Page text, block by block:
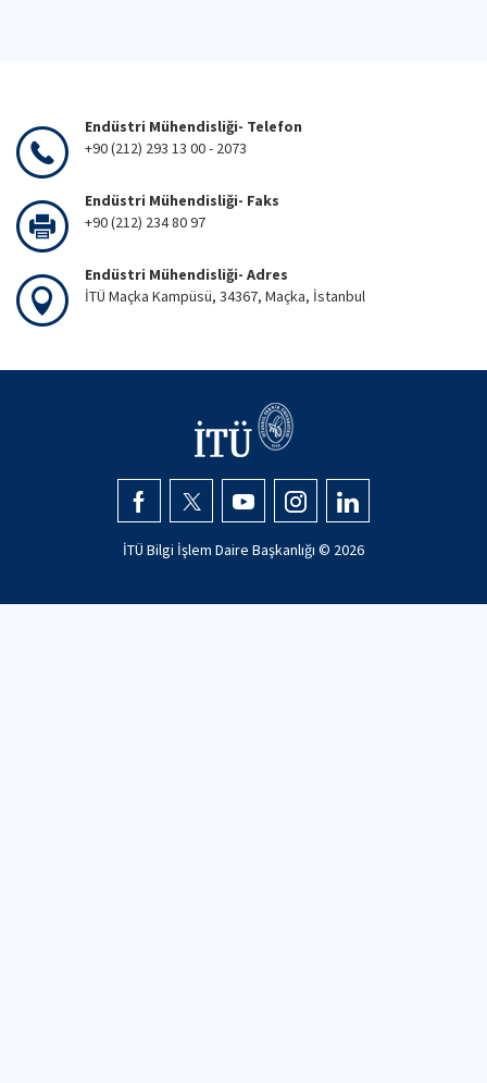
Endüstri Mühendisliği- Telefon
+90 (212) 293 13 00 - 2073
Endüstri Mühendisliği- Faks
+90 (212) 234 80 97
Endüstri Mühendisliği- Adres
İTÜ Maçka Kampüsü, 34367, Maçka, İstanbul
İTÜ Bilgi İşlem Daire Başkanlığı © 2026